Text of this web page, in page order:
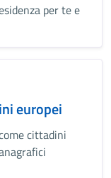
per te e
europei
cittadini